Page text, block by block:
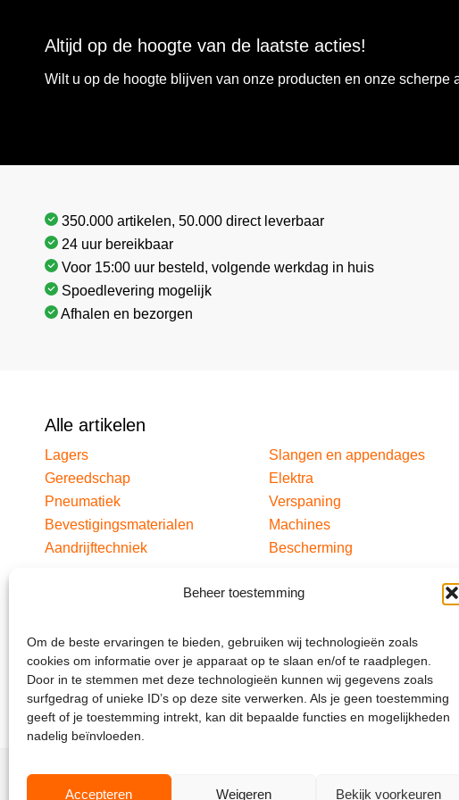
Beheer toestemming
Om de beste ervaringen te bieden, gebruiken wij technologieën zoals
cookies om informatie over je apparaat op te slaan en/of te raadplegen.
Door in te stemmen met deze technologieën kunnen wij gegevens zoals
surfgedrag of unieke ID’s op deze site verwerken. Als je geen toestemming
geeft of je toestemming intrekt, kan dit bepaalde functies en mogelijkheden
nadelig beïnvloeden.
Accepteren Weigeren Bekijk voorkeuren
Altijd op de hoogte van de laatste acties!
Wilt u op de hoogte blijven van onze producten en onze scherpe
350.000 artikelen, 50.000 direct leverbaar
24 uur bereikbaar
Voor 15:00 uur besteld, volgende werkdag in huis
Spoedlevering mogelijk
Afhalen en bezorgen
Alle artikelen
Lagers
Gereedschap
Pneumatiek
Bevestigingsmaterialen
Aandrijftechniek
Slangen en appendages
Elektra
Verspaning
Machines
Bescherming